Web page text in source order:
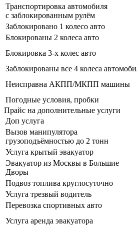
Транспортировка автомобиля
с заблокированным рулём
Заблокировано 1 колесо авто
Блокированы 2 колеса авто
Блокировка 3-х колес авто
Заблокированы все 4 колеса
Неисправна АКПП/МКПП машины
Погодные условия, пробки
Прайс на дополнительные услуги
Доп услуга
Вызов манипулятора
грузоподъёмностью до 2 тонн
Услуга крытый эвакуатор
Эвакуатор из Москвы в Большие
Дворы
Подвоз топлива круглосуточно
Услуга трезвый водитель
Перевозка спортивных авто
Услуга аренда эвакуатора